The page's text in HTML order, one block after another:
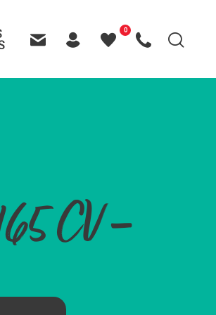
Recherche
0
CV –